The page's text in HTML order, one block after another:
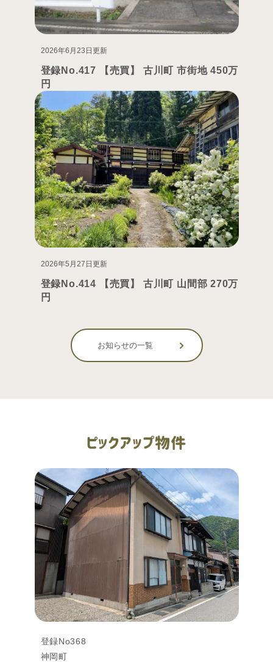
2026年6月23日更新
登録No.417 【売買】 古川町 市街地 450万
円
2026年5月27日更新
登録No.414 【売買】 古川町 山間部 270万
円
お知らせの一覧
登録No368
神岡町